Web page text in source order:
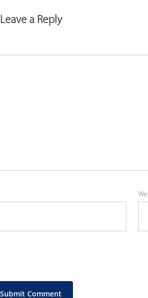
Leave a Reply